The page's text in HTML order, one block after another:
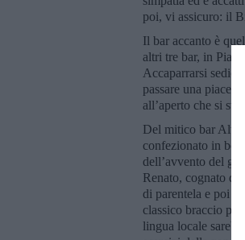
poi, vi assicuro: il
Il bar accanto è
altri tre bar, in
Accaparrarsi sedie
passare una
all’aperto che si
Del mitico bar
confezionato in
dell’avvento del
Renato, cognato di
di parentela e poi
classico braccio
lingua locale